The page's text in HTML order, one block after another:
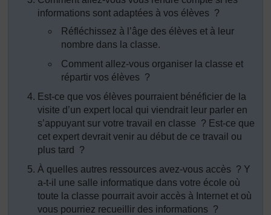
informations sont adaptées à vos élèves ?
Réfléchissez à l’âge des élèves et à leur
nombre dans la classe.
Comment allez-vous organiser la classe et
répartir vos élèves ?
Est-ce que vos élèves pourraient bénéficier de la
visite d’un expert local qui viendrait leur parler en
s’appuyant sur votre travail en classe ? Est-ce que
cet expert devrait venir au début de ce travail ou
plus tard ?
À quelles autres ressources avez-vous accès ? Y
a-t-il une salle informatique dans votre école où
toute la classe pourrait avoir accès à Internet et où
vous pourriez recueillir des informations ?